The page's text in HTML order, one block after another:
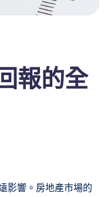
報的全
影響。房地產市場的